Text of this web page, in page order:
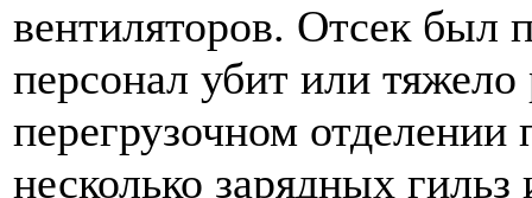
вентиляторов. Отсек был
персонал убит или
перегрузочном отделении
несколько зарядных гильз